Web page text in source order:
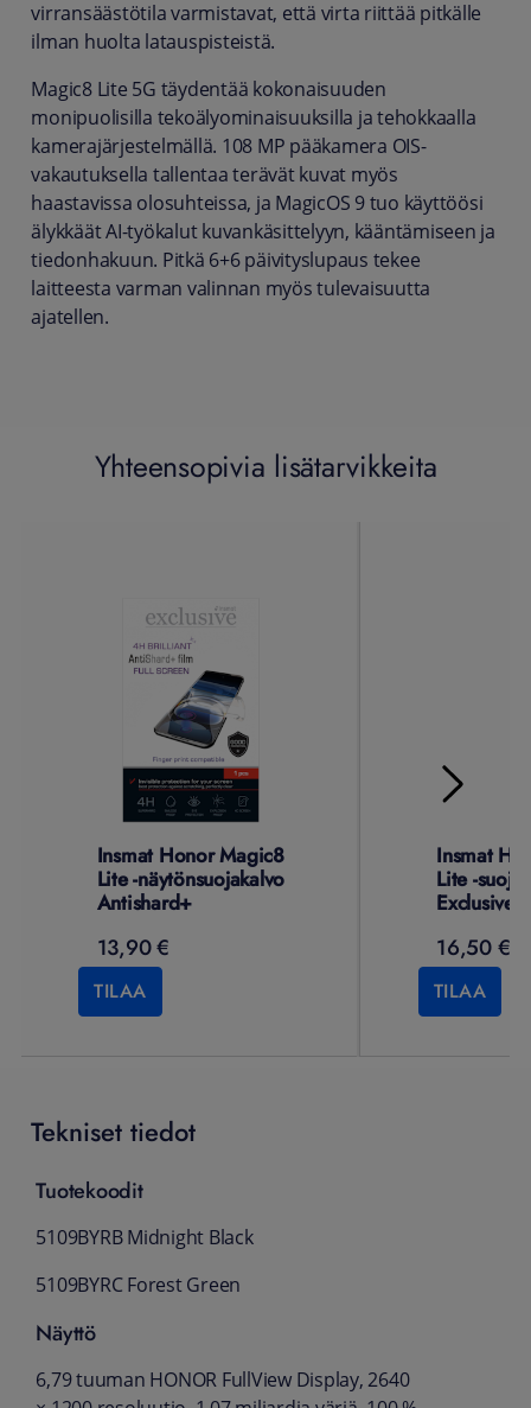
virransäästötila varmistavat, että virta riittää pitkälle
ilman huolta latauspisteistä.
Magic8 Lite 5G täydentää kokonaisuuden
monipuolisilla tekoälyominaisuuksilla ja tehokkaalla
kamerajärjestelmällä. 108 MP pääkamera OIS-
vakautuksella tallentaa terävät kuvat myös
haastavissa olosuhteissa, ja MagicOS 9 tuo käyttöösi
älykkäät AI-työkalut kuvankäsittelyyn, kääntämiseen ja
tiedonhakuun. Pitkä 6+6 päivityslupaus tekee
laitteesta varman valinnan myös tulevaisuutta
ajatellen.
Yhteensopivia lisätarvikkeita
Insmat Honor Magic8
Lite -näytönsuojakalvo
Antishard+
13,90 €
TILAA
Insmat
Lite -
Exclusive
16,50 €
TILAA
Tekniset tiedot
Tuotekoodit
5109BYRB Midnight Black
5109BYRC Forest Green
Näyttö
6,79 tuuman HONOR FullView Display, 2640